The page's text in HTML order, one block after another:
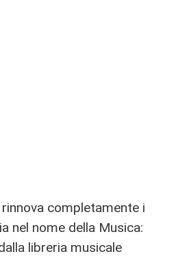
completamente i
nel nome della Musica:
libreria musicale